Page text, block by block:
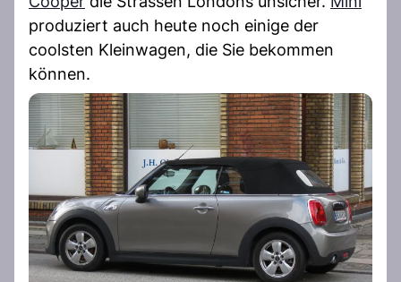
produziert auch heute noch einige der
coolsten Kleinwagen, die Sie bekommen
können.